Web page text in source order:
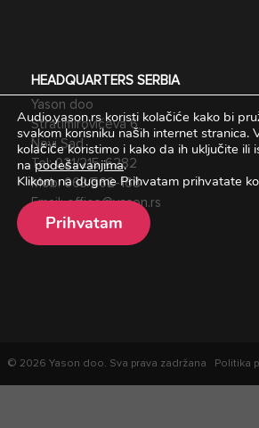
HEADQUARTERS SERBIA
Yason doo
Stratimirovićeva 6,
Novi Sad
Tel:021/215-6282
Mob:063/562-168
Email:office@yason.rs
© 2026 Yason doo. Sva prava zadržana Politika
Audio.yason.rs koristi kolačiće kako bi
svakom korisniku naših internet stranica.
kolačiće koristimo i kako da ih uključite ili
na podešavanjima.
Klikom na dugme Prihvatam prihvatate
Prihvatam